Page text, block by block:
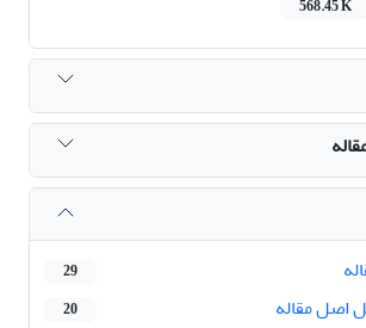
568.45 K
29
اصل مقاله 20